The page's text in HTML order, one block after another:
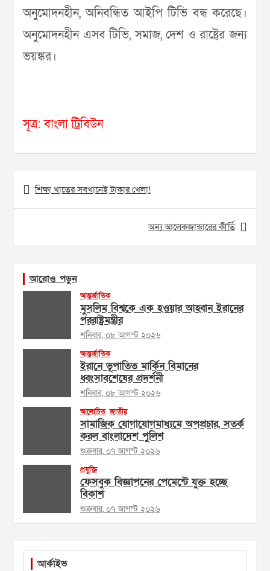
অনুমোদনহীন, অনিবন্ধিত আইপি টিভি বন্ধ করেছে।
অনুমোদনহীন এসব টিভি, সমাজ, দেশ ও রাষ্ট্রের জন্য
ভয়ঙ্কর।
সূত্র: বাংলা ট্রিবিউন
Post
navigation
শিক্ষা খাতের সবখানেই টাকার খেলা!
অন্য আলেকজান্ডারের কীর্তি
আরোও পড়ুন
আন্তর্জাতিক
মুসলিম বিশ্বকে এক হওয়ার আহ্বান ইরানের
পররাষ্ট্রমন্ত্রীর
শনিবার, ০৮ আগস্ট ২০২৬
আন্তর্জাতিক
ইরানে ভূপাতিত মার্কিন বিমানের
ধ্বংসাবশেষের প্রদর্শনী
শনিবার, ০৮ আগস্ট ২০২৬
আলোচিত জাতীয়
সামাজিক যোগাযোগমাধ্যমে অপপ্রচার, সতর্ক
করল বাংলাদেশ পুলিশ
শুক্রবার, ০৭ আগস্ট ২০২৬
প্রযুক্তি
ফেসবুক বিজ্ঞাপনের পেমেন্টে যুক্ত হচ্ছে
বিকাশ
শুক্রবার, ০৭ আগস্ট ২০২৬
আর্কাইভ